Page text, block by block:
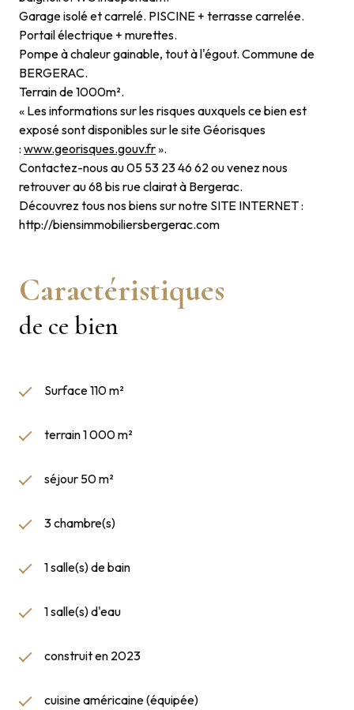
Garage isolé et carrelé. PISCINE + terrasse carrelée.
Portail électrique + murettes.
Pompe à chaleur gainable, tout à l'égout. Commune de
BERGERAC.
Terrain de 1000m².
« Les informations sur les risques auxquels ce bien est
exposé sont disponibles sur le site Géorisques
: www.georisques.gouv.fr».
Contactez-nous au 05 53 23 46 62 ou venez nous
retrouver au 68 bis rue clairat à Bergerac.
Découvrez tous nos biens sur notre SITE INTERNET :
http://biensimmobiliersbergerac.com
Caractéristiques
de ce bien
Surface 110 m²
terrain 1 000 m²
séjour 50 m²
3 chambre(s)
1 salle(s) de bain
1 salle(s) d'eau
construit en 2023
cuisine américaine (équipée)